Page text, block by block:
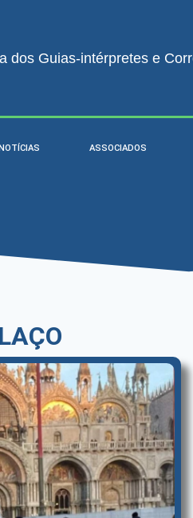
dos Guias-intérpretes e
NOTÍCIAS ASSOCIADOS